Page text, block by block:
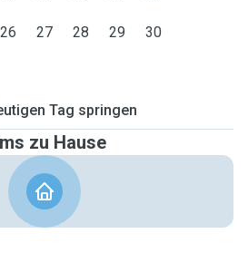
26 27 28 29 30
Tag springen
zu Hause